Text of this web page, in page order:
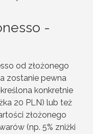
-
od złożonego
zostanie pewna
konkretnie
20 PLN) lub też
złożonego
(np. 5% zniżki